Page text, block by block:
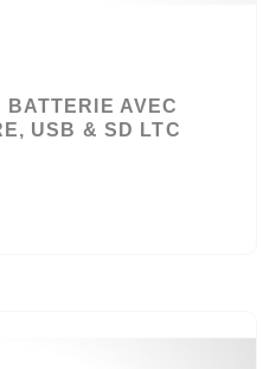
BATTERIE AVEC
USB & SD LTC